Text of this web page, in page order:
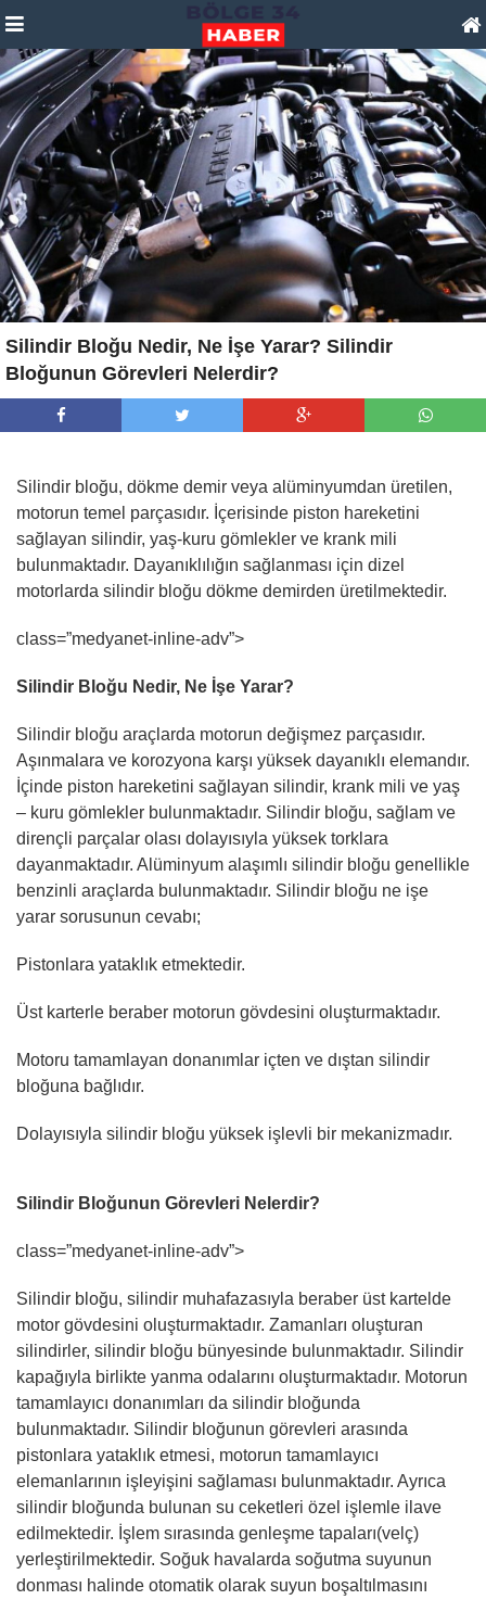
Silindir Bloğu Nedir, Ne İşe Yarar? Silindir
Bloğunun Görevleri Nelerdir?
Silindir bloğu, dökme demir veya alüminyumdan üretilen,
motorun temel parçasıdır. İçerisinde piston hareketini
sağlayan silindir, yaş-kuru gömlekler ve krank mili
bulunmaktadır. Dayanıklılığın sağlanması için dizel
motorlarda silindir bloğu dökme demirden üretilmektedir.
class=”medyanet-inline-adv”>
Silindir Bloğu Nedir, Ne İşe Yarar?
Silindir bloğu araçlarda motorun değişmez parçasıdır.
Aşınmalara ve korozyona karşı yüksek dayanıklı elemandır.
İçinde piston hareketini sağlayan silindir, krank mili ve yaş
– kuru gömlekler bulunmaktadır. Silindir bloğu, sağlam ve
dirençli parçalar olası dolayısıyla yüksek torklara
dayanmaktadır. Alüminyum alaşımlı silindir bloğu genellikle
benzinli araçlarda bulunmaktadır. Silindir bloğu ne işe
yarar sorusunun cevabı;
Pistonlara yataklık etmektedir.
Üst karterle beraber motorun gövdesini oluşturmaktadır.
Motoru tamamlayan donanımlar içten ve dıştan silindir
bloğuna bağlıdır.
Dolayısıyla silindir bloğu yüksek işlevli bir mekanizmadır.
Silindir Bloğunun Görevleri Nelerdir?
class=”medyanet-inline-adv”>
Silindir bloğu, silindir muhafazasıyla beraber üst kartelde
motor gövdesini oluşturmaktadır. Zamanları oluşturan
silindirler, silindir bloğu bünyesinde bulunmaktadır. Silindir
kapağıyla birlikte yanma odalarını oluşturmaktadır. Motorun
tamamlayıcı donanımları da silindir bloğunda
bulunmaktadır. Silindir bloğunun görevleri arasında
pistonlara yataklık etmesi, motorun tamamlayıcı
elemanlarının işleyişini sağlaması bulunmaktadır. Ayrıca
silindir bloğunda bulunan su ceketleri özel işlemle ilave
edilmektedir. İşlem sırasında genleşme tapaları(velç)
yerleştirilmektedir. Soğuk havalarda soğutma suyunun
donması halinde otomatik olarak suyun boşaltılmasını